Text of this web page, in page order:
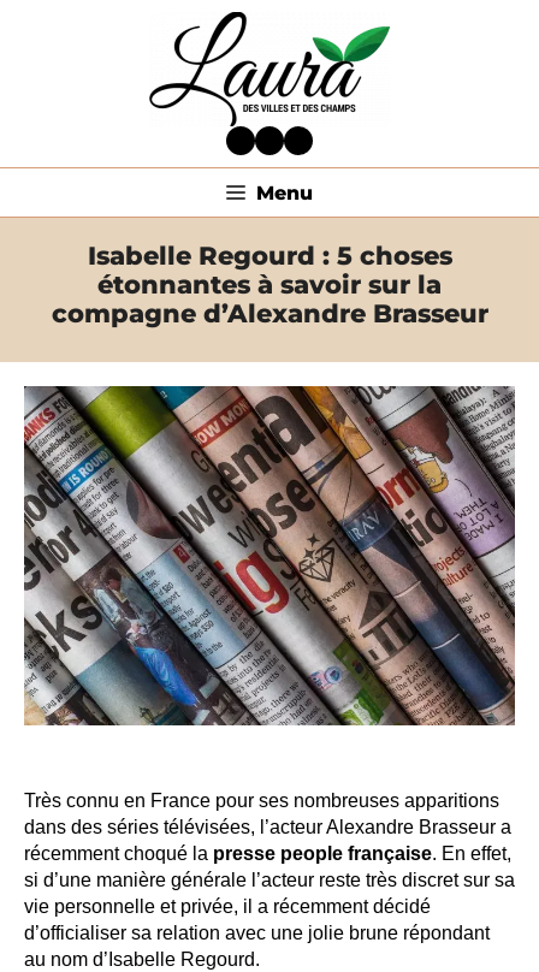
Facebook Twitter LinkedIn
Menu
Isabelle Regourd : 5 choses
étonnantes à savoir sur la
compagne d’Alexandre Brasseur
Très connu en France pour ses nombreuses apparitions
dans des séries télévisées, l’acteur Alexandre Brasseur a
récemment choqué la presse people française. En effet,
si d’une manière générale l’acteur reste très discret sur sa
vie personnelle et privée, il a récemment décidé
d’officialiser sa relation avec une jolie brune répondant
au nom d’Isabelle Regourd.